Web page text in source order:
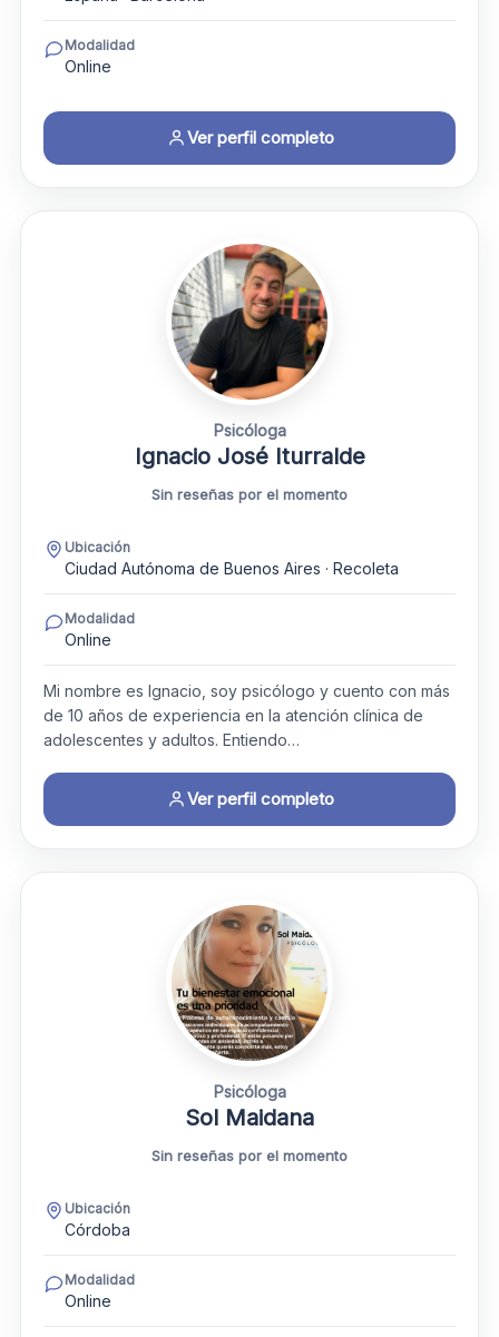
Modalidad
Online
Ver perfil completo
Psicóloga
Ignacio José Iturralde
Sin reseñas por el momento
Ubicación
Ciudad Autónoma de Buenos Aires · Recoleta
Modalidad
Online
Mi nombre es Ignacio, soy psicólogo y cuento con más
de 10 años de experiencia en la atención clínica de
adolescentes y adultos. Entiendo…
Ver perfil completo
Psicóloga
Sol Maidana
Sin reseñas por el momento
Ubicación
Córdoba
Modalidad
Online